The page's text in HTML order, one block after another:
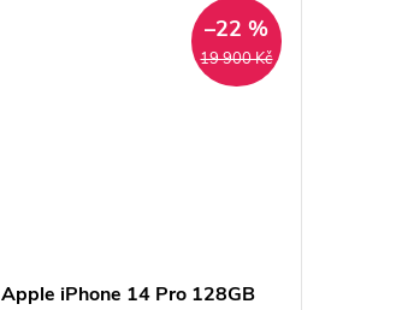
19 900 Kč
–22 %
Apple iPhone 14 Pro 128GB